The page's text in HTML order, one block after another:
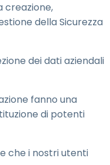
creazione,
della Sicurezza
dei dati aziendali
fanno una
di potenti
che i nostri utenti